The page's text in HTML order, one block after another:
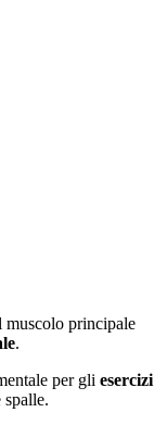
muscolo principale
.
per gli esercizi